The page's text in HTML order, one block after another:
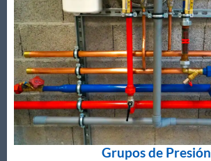
Grupos de Presión